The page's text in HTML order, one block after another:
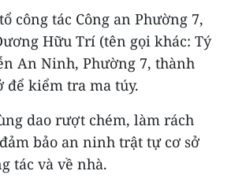
công tác Công an Phường 7,
Hữu Trí (tên gọi khác: Tý
An Ninh, Phường 7, thành
để kiểm tra ma túy.
dao rượt chém, làm rách
bảo an ninh trật tự cơ sở
tác và về nhà.